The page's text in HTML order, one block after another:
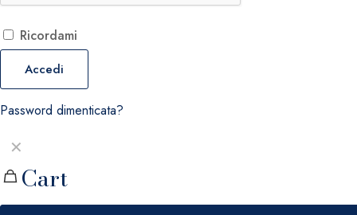
Ricordami
Accedi
Password dimenticata?
✕
Cart